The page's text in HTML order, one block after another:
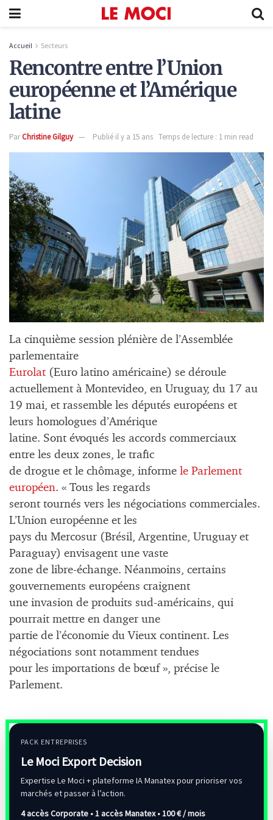
Accueil Secteurs
Rencontre entre l’Union
européenne et l’Amérique
latine
ParChristine Gilguy Publié il y a 15 ans Temps de lecture : 1 min read
La cinquième session plénière de l’Assemblée
parlementaire
Eurolat(Euro latino américaine) se déroule
actuellement à Montevideo, en Uruguay, du 17 au
19 mai, et rassemble les députés européens et
leurs homologues d’Amérique
latine. Sont évoqués les accords commerciaux
entre les deux zones, le trafic
de drogue et le chômage, informe le Parlement
européen. « Tous les regards
seront tournés vers les négociations commerciales.
L’Union européenne et les
pays du Mercosur (Brésil, Argentine, Uruguay et
Paraguay) envisagent une vaste
zone de libre-échange. Néanmoins, certains
gouvernements européens craignent
une invasion de produits sud-américains, qui
pourrait mettre en danger une
partie de l’économie du Vieux continent. Les
négociations sont notamment tendues
pour les importations de bœuf », précise le
Parlement.
PACK ENTREPRISES
Le Moci Export Decision
Expertise Le Moci + plateforme IA Manatex pour prioriser vos
marchés et passer à l’action.
4 accès Corporate • 1 accès Manatex •100 € / mois